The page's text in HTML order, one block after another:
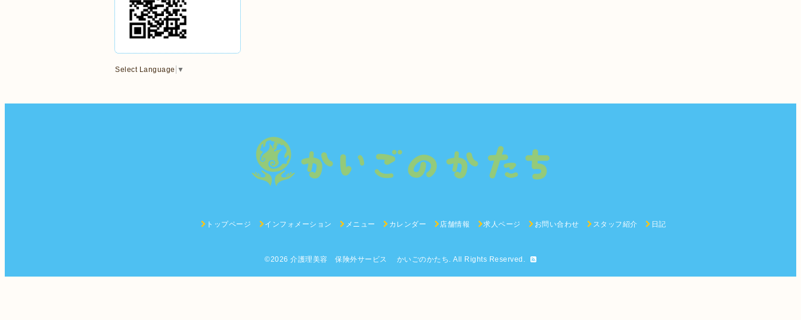
Select Language ▼
トップページ インフォメーション メニュー カレンダー 店舗情報 求人ページ お問い合わせ スタッフ紹介 日記
©2026 介護理美容 保険外サービス かいごのかたち. All Rights Reserved.